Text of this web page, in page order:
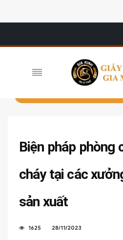
Biện pháp phòng
cháy tại các
sản xuất
1625 28/11/2023